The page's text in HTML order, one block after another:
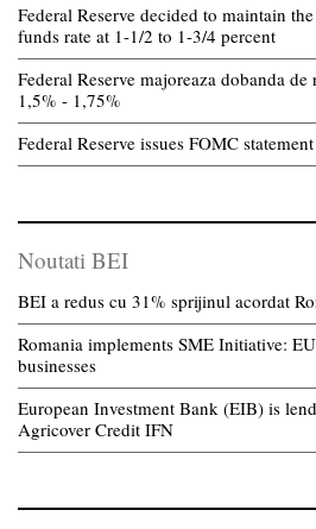
Federal Reserve decided to maintain
funds rate at 1-1/2 to 1-3/4 percent
Federal Reserve majoreaza dobanda
1,5% - 1,75%
Federal Reserve issues FOMC statement
Noutati BEI
BEI a redus cu 31% sprijinul acordat
Romania implements SME Initiative:
businesses
European Investment Bank (EIB) is
Agricover Credit IFN